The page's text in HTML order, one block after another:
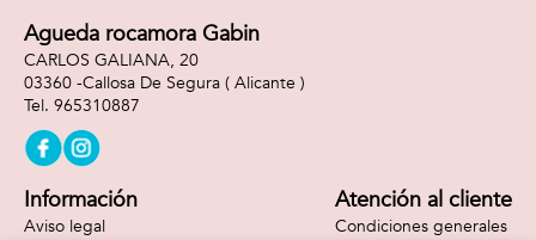
Agueda rocamora Gabin
CARLOS GALIANA, 20
03360 -Callosa De Segura ( Alicante )
965310887
Información
Aviso legal
Atención al cliente
Condiciones generales